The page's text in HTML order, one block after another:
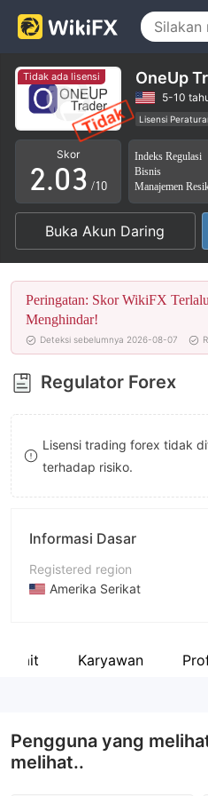
Tidak ada lisensi OneUp
5-10
Lisensi
Skor
0
1
2
3
4
5
6
7
8
9
.0
1
2
3
4
5
6
7
8
9
0
1
2
3
4
5
6
7
8
9
/10
Indeks Regulasi
Bisnis
Manajemen
Buka Akun Daring
Peringatan: Skor WikiFX
Menghindar!
Deteksi sebelumnya 2026-08-07
Regulator Forex
Lisensi trading forex tidak
terhadap risiko.
Informasi Dasar
Registered region
Amerika Serikat
Nama perusahaan
Karyawan
Pengguna yang
melihat..